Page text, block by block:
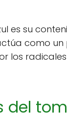
es su
como
radicales
del